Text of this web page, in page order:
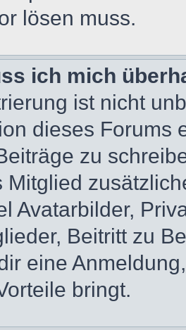
lösen muss.
ich mich
ist nicht
dieses Forums
zu
Mitglied
Avatarbilder,
Beitritt zu
eine
bringt.